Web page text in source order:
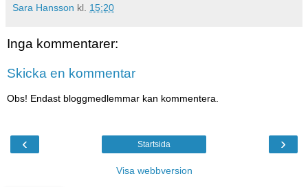
Sara Hansson kl. 15:20
Inga kommentarer:
Skicka en kommentar
Obs! Endast bloggmedlemmar kan kommentera.
‹ ›
Startsida
Visa webbversion